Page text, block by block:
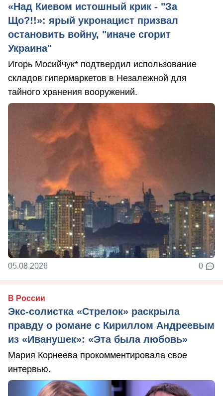
«Над Киевом истошный крик - "За
Що?!!»: ярый укронацист призвал
остановить войну, "иначе сгорит
Украина"
Игорь Мосийчук* подтвердил использование
складов гипермаркетов в Незалежной для
тайного хранения вооружений.
05.08.2026 0
В России
Экс-солистка «Стрелок» раскрыла
правду о романе с Кириллом Андреевым
из «Иванушек»: «Эта была любовь»
Мария Корнеева прокомментировала свое
интервью.